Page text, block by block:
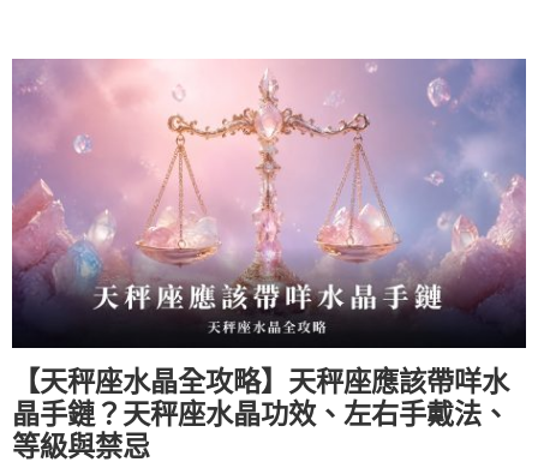
【天秤座水晶全攻略】天秤座應該帶咩水
晶手鏈？天秤座水晶功效、左右手戴法、
等級與禁忌